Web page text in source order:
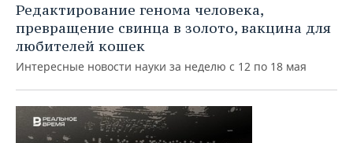
Редактирование генома человека,
превращение свинца в золото, вакцина для
любителей кошек
Интересные новости науки за неделю с 12 по 18 мая